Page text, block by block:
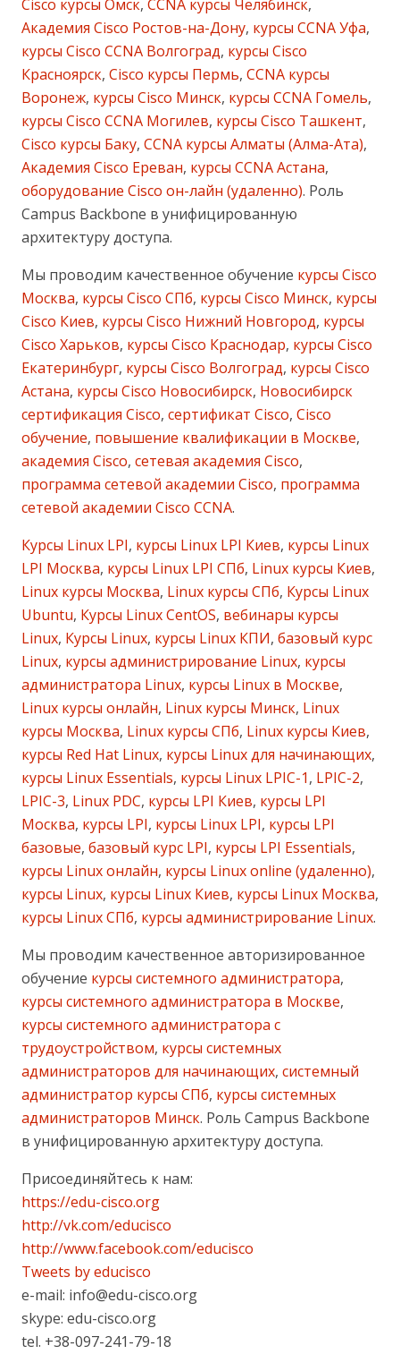
Cisco курсы Омск, CCNA курсы Челябинск,
Академия Cisco Ростов-на-Дону, курсы CCNA Уфа,
курсы Cisco CCNA Волгоград, курсы Cisco
Красноярск, Cisco курсы Пермь, CCNA курсы
Воронеж, курсы Cisco Минск, курсы CCNA Гомель,
курсы Cisco CCNA Могилев, курсы Cisco Ташкент,
Cisco курсы Баку, CCNA курсы Алматы (Алма-Ата),
Академия Cisco Ереван, курсы CCNA Астана,
оборудование Cisco он-лайн (удаленно). Роль
Campus Backbone в унифицированную
архитектуру доступа.
Мы проводим качественное обучение курсы Cisco
Москва, курсы Cisco СПб, курсы Cisco Минск, курсы
Cisco Киев, курсы Cisco Нижний Новгород, курсы
Cisco Харьков, курсы Cisco Краснодар, курсы Cisco
Екатеринбург, курсы Cisco Волгоград, курсы Cisco
Астана, курсы Cisco Новосибирск, Новосибирск
сертификация Cisco, сертификат Cisco, Cisco
обучение, повышение квалификации в Москве,
академия Cisco, сетевая академия Cisco,
программа сетевой академии Cisco, программа
сетевой академии Cisco CCNA.
Курсы Linux LPI, курсы Linux LPI Киев, курсы Linux
LPI Москва, курсы Linux LPI СПб, Linux курсы Киев,
Linux курсы Москва, Linux курсы СПб, Курсы Linux
Ubuntu, Курсы Linux CentOS, вебинары курсы
Linux, Курсы Linux, курсы Linux КПИ, базовый курс
Linux, курсы администрирование Linux, курсы
администратора Linux, курсы Linux в Москве,
Linux курсы онлайн, Linux курсы Минск, Linux
курсы Москва, Linux курсы СПб, Linux курсы Киев,
курсы Red Hat Linux, курсы Linux для начинающих,
курсы Linux Essentials, курсы Linux LPIC-1, LPIC-2,
LPIC-3, Linux PDC, курсы LPI Киев, курсы LPI
Москва, курсы LPI, курсы Linux LPI, курсы LPI
базовые, базовый курс LPI, курсы LPI Essentials,
курсы Linux онлайн, курсы Linux online (удаленно),
курсы Linux, курсы Linux Киев, курсы Linux Москва,
курсы Linux СПб, курсы администрирование Linux.
Мы проводим качественное авторизированное
обучение курсы системного администратора,
курсы системного администратора в Москве,
курсы системного администратора с
трудоустройством, курсы системных
администраторов для начинающих, системный
администратор курсы СПб, курсы системных
администраторов Минск. Роль Campus Backbone
в унифицированную архитектуру доступа.
Присоединяйтесь к нам:
https://edu-cisco.org
http://vk.com/educisco
http://www.facebook.com/educisco
Tweets by educisco
e-mail: info@edu-cisco.org
skype: edu-cisco.org
tel. +38-097-241-79-18